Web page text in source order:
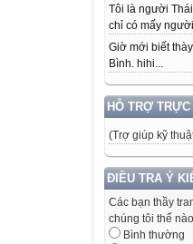
Tôi là người
chỉ có mấy
Giờ mới biết
Bình. hihi...
HỖ TRỢ TRỰC
(Trợ giúp kỹ
ĐIỀU TRA Ý
Các bạn thầy
chúng tôi thế
Bình thường